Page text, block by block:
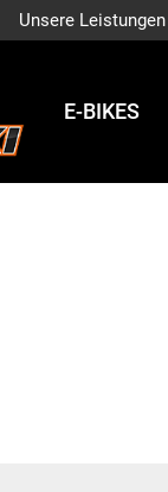
Unsere Leistungen
E-BIKES